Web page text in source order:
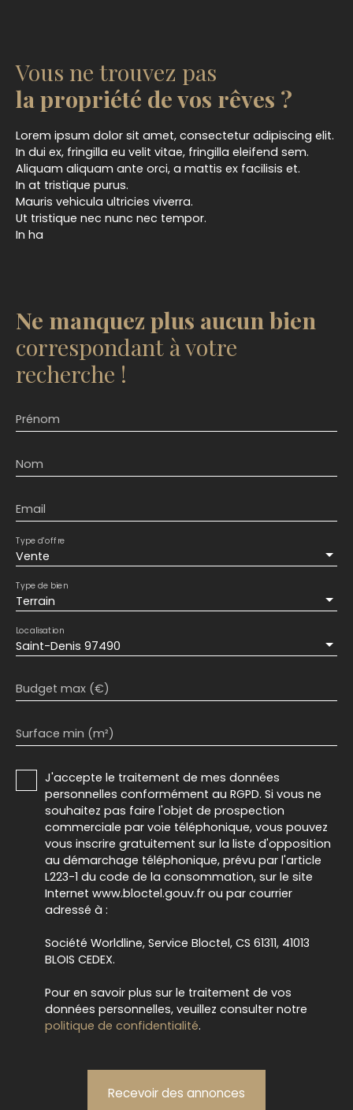
Vous ne trouvez pas
la propriété de vos rêves ?
Lorem ipsum dolor sit amet, consectetur adipiscing elit.
In dui ex, fringilla eu velit vitae, fringilla eleifend sem.
Aliquam aliquam ante orci, a mattis ex facilisis et.
In at tristique purus.
Mauris vehicula ultricies viverra.
Ut tristique nec nunc nec tempor.
In ha
Ne manquez plus aucun bien
correspondant à votre
recherche !
Prénom
Nom
Email
Vente
Type d'offre
Terrain
Type de bien
Saint-Denis 97490
Localisation
Budget max (€)
Surface min (m²)
J'accepte le traitement de mes données
personnelles conformément au RGPD. Si vous ne
souhaitez pas faire l'objet de prospection
commerciale par voie téléphonique, vous pouvez
vous inscrire gratuitement sur la liste d'opposition
au démarchage téléphonique, prévu par l'article
L223-1 du code de la consommation, sur le site
Internet www.bloctel.gouv.fr ou par courrier
adressé à :
Société Worldline, Service Bloctel, CS 61311, 41013
BLOIS CEDEX.
Pour en savoir plus sur le traitement de vos
données personnelles, veuillez consulter notre
politique de confidentialité.
Recevoir des annonces